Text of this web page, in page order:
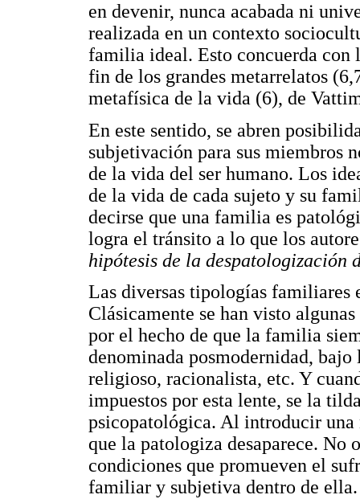
en devenir, nunca acabada ni
realizada en un contexto
familia ideal. Esto concuerda con
fin de los grandes metarrelatos
metafísica de la vida (6), de
En este sentido, se abren
subjetivación para sus miembros
de la vida del ser humano. Los
de la vida de cada sujeto y su
decirse que una familia es
logra el tránsito a lo que los
hipótesis de la despatologización
Las diversas tipologías familiares
Clásicamente se han visto
por el hecho de que la familia
denominada posmodernidad,
religioso, racionalista, etc. Y
impuestos por esta lente, se la
psicopatológica. Al introducir
que la patologiza desaparece. No
condiciones que promueven el
familiar y subjetiva dentro de ella.